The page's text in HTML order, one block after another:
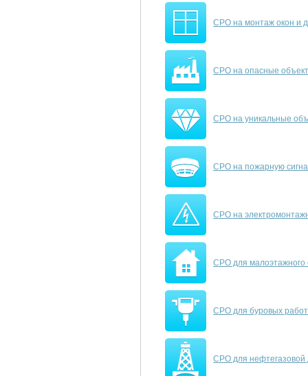
СРО на монтаж окон и
СРО на опасные
СРО на уникальные
СРО на пожарную
СРО на
СРО для малоэтажного
СРО для буровых работ
СРО для нефтегазовой